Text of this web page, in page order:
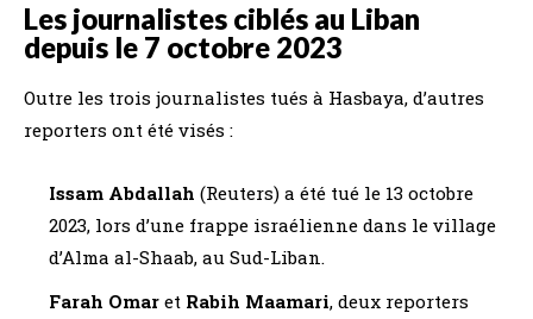
Les journalistes ciblés au Liban
depuis le 7 octobre 2023
Outre les trois journalistes tués à Hasbaya, d’autres
reporters ont été visés :
Issam Abdallah (Reuters) a été tué le 13 octobre
2023, lors d’une frappe israélienne dans le village
d’Alma al-Shaab, au Sud-Liban.
Farah Omar et Rabih Maamari, deux reporters